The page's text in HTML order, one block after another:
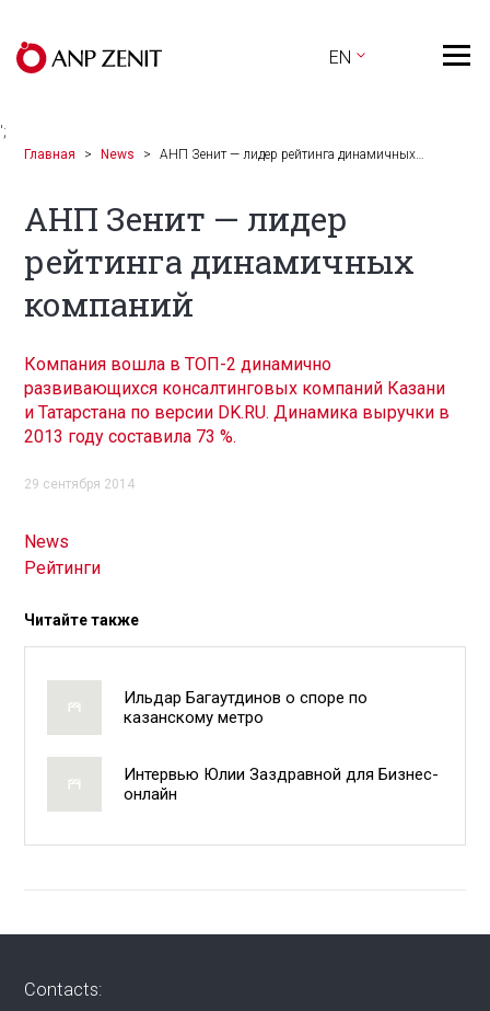
';
EN
Главная News АНП Зенит — лидер рейтинга динамичных…
АНП Зенит — лидер
рейтинга динамичных
компаний
Компания вошла в ТОП-2 динамично
развивающихся консалтинговых компаний Казани
и Татарстана по версии DK.RU. Динамика выручки в
2013 году составила 73 %.
29 сентября 2014
News
Рейтинги
Читайте также
Ильдар Багаутдинов о споре по
казанскому метро
Интервью Юлии Заздравной для Бизнес-
онлайн
Contacts: